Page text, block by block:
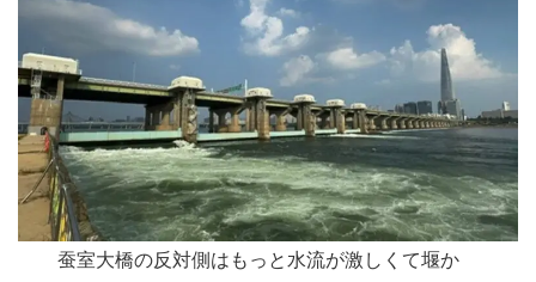
蚕室大橋の反対側はもっと水流が激しくて堰か